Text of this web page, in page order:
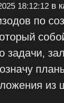
18:12:12в
по
задачи,